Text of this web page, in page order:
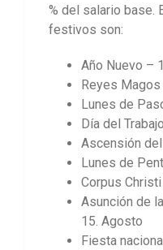
% del salario base.
festivos son:
Año Nuevo –
Reyes Magos
Lunes de
Día del
Ascensión
Lunes de
Corpus
Asunción de
15. Agosto
Fiesta